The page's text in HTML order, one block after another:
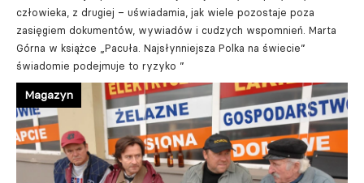
człowieka, z drugiej – uświadamia, jak wiele pozostaje poza
zasięgiem dokumentów, wywiadów i cudzych wspomnień. Marta
Górna w książce „Pacuła. Najsłynniejsza Polka na świecie”
świadomie podejmuje to ryzyko ”
Magazyn